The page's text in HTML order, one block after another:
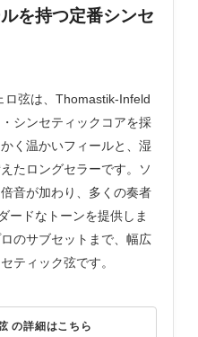
を持つ定番シンセ
ロ弦は、Thomastik-Infeld
シンセティックコアを採
く温かいフィールと、湿
たロングセラーです。ソ
音が加わり、多くの奏者
ードなトーンを提供しま
のサブセットまで、幅広
ティック弦です。
の詳細はこちら